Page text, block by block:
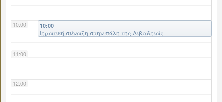
10:00
11:00
12:00
10:00
Ιερατική σύναξη στην πόλη της Λιβαδειάς